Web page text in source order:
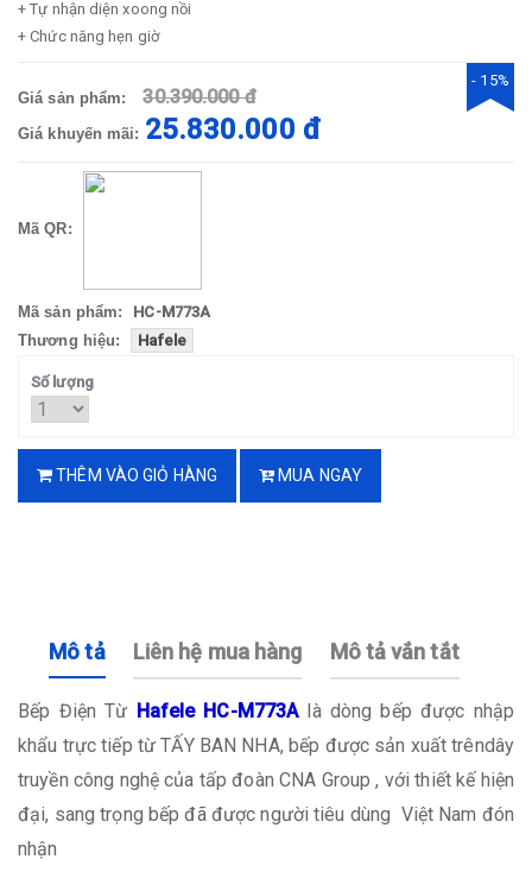
+ Tự nhận diện xoong nồi
+ Chức năng hẹn giờ
Giá sản phẩm: 30.390.000 đ
Giá khuyến mãi: 25.830.000 đ
- 15%
Mã QR:
Mã sản phẩm:
HC-M773A
Thương hiệu:
Hafele
Số lượng
THÊM VÀO GIỎ HÀNG MUA NGAY
Mô tả Liên hệ mua hàng Mô tả vắn tắt
Bếp Điện Từ Hafele HC-M773Alà dòng bếp được nhập
khẩu trực tiếp từ TẤY BAN NHA, bếp được sản xuất trêndây
truyền công nghệ của tấp đoàn CNA Group , với thiết kế hiện
đại, sang trọng bếp đã được người tiêu dùng Việt Nam đón
nhận